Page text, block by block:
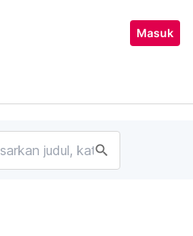
Masuk
search